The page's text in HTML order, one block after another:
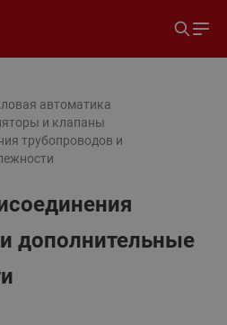
автоматика
и клапаны
трубопроводов и
дополнительные